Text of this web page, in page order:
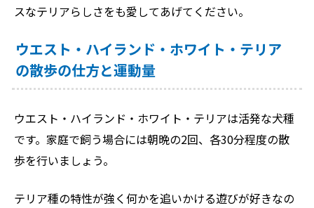
スなテリアらしさをも愛してあげてください。
ウエスト・ハイランド・ホワイト・テリア
の散歩の仕方と運動量
ウエスト・ハイランド・ホワイト・テリアは活発な犬種
です。家庭で飼う場合には朝晩の2回、各30分程度の散
歩を行いましょう。
テリア種の特性が強く何かを追いかける遊びが好きなの